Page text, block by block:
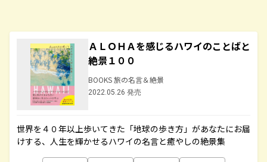
ＡＬＯＨＡを感じるハワイのことばと
絶景１００
BOOKS 旅の名言＆絶景
2022.05.26 発売
世界を４０年以上歩いてきた「地球の歩き方」があなたにお届
けする、人生を輝かせるハワイの名言と癒やしの絶景集